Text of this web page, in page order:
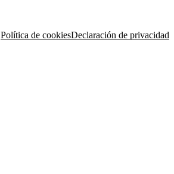
Política de cookiesDeclaración de privacidad